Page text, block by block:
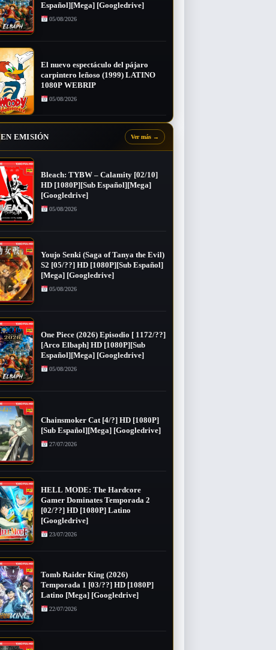
Español][Mega] [Googledrive]
05/08/2026
El nuevo espectáculo del pájaro
carpintero leñoso (1999) LATINO
1080P WEBRIP
05/08/2026
EN EMISIÓN Ver más →
Bleach: TYBW – Calamity [02/10]
HD [1080P][Sub Español][Mega]
[Googledrive]
05/08/2026
Youjo Senki (Saga of Tanya the Evil)
S2 [05/??] HD [1080P][Sub Español]
[Mega] [Googledrive]
05/08/2026
One Piece (2026) Episodio [ 1172/??]
[Arco Elbaph] HD [1080P][Sub
Español][Mega] [Googledrive]
05/08/2026
Chainsmoker Cat [4/?] HD [1080P]
[Sub Español][Mega] [Googledrive]
27/07/2026
HELL MODE: The Hardcore
Gamer Dominates Temporada 2
[02/??] HD [1080P] Latino
[Googledrive]
23/07/2026
Tomb Raider King (2026)
Temporada 1 [03/??] HD [1080P]
Latino [Mega] [Googledrive]
22/07/2026